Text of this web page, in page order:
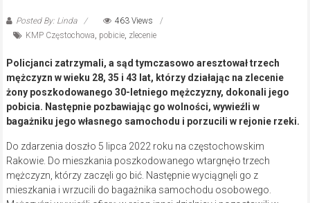
Posted By: Linda
463 Views
KMP Częstochowa pobicie, zlecenie
Policjanci zatrzymali, a sąd tymczasowo aresztował trzech
mężczyzn w wieku 28, 35 i 43 lat, którzy działając na zlecenie
żony poszkodowanego 30-letniego mężczyzny, dokonali jego
pobicia. Następnie pozbawiając go wolności, wywieźli w
bagażniku jego własnego samochodu i porzucili w rejonie rzeki.
Do zdarzenia doszło 5 lipca 2022 roku na częstochowskim
Rakowie. Do mieszkania poszkodowanego wtargnęło trzech
mężczyzn, którzy zaczęli go bić. Następnie wyciągnęli go z
mieszkania i wrzucili do bagażnika samochodu osobowego.